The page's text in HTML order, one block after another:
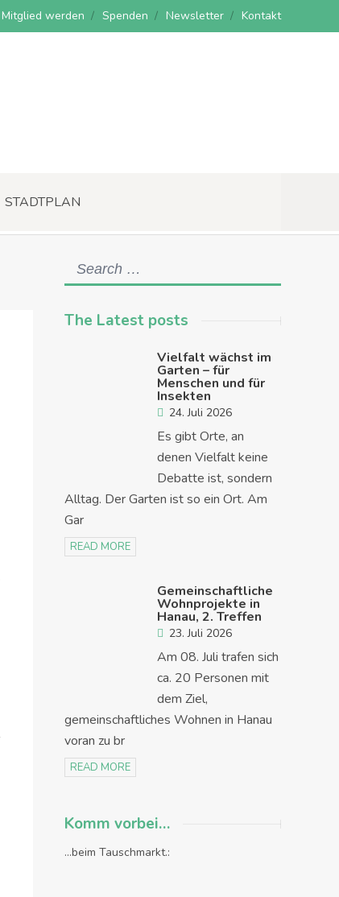
Mitglied werden Spenden Newsletter Kontakt
STADTPLAN
The Latest posts
Vielfalt wächst im
Garten – für
Menschen und für
Insekten
24. Juli 2026
Es gibt Orte, an
denen Vielfalt keine
Debatte ist, sondern
Alltag. Der Garten ist so ein Ort. Am
Gar
READ MORE
Gemeinschaftliche
Wohnprojekte in
Hanau, 2. Treffen
23. Juli 2026
Am 08. Juli trafen sich
ca. 20 Personen mit
dem Ziel,
gemeinschaftliches Wohnen in Hanau
voran zu br
READ MORE
Komm vorbei…
...beim Tauschmarkt.: